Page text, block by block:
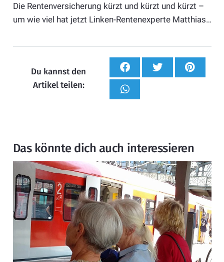
Die Rentenversicherung kürzt und kürzt und kürzt –
um wie viel hat jetzt Linken-Rentenexperte Matthias…
Du kannst den
Artikel teilen:
Das könnte dich auch interessieren